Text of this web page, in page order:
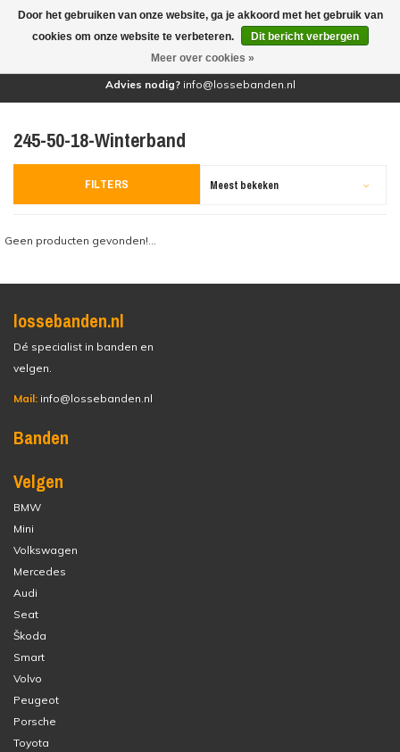
(0)
Advies nodig? info@lossebanden.nl
245-50-18-Winterband
FILTERS Meest bekeken
Geen producten gevonden!...
lossebanden.nl
Dé specialist in banden en
velgen.
Mail: info@lossebanden.nl
Banden
Velgen
BMW
Mini
Volkswagen
Mercedes
Audi
Seat
Škoda
Smart
Volvo
Peugeot
Porsche
Toyota
Door het gebruiken van onze website, ga je akkoord met het gebruik van
cookies om onze website te verbeteren.
Dit bericht verbergen
Meer over cookies »